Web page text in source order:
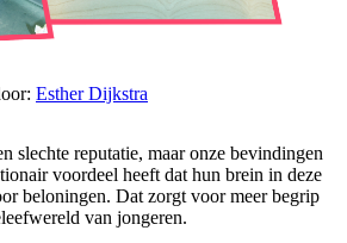
Esther Dijkstra
slechte reputatie, maar onze bevindingen
voordeel heeft dat hun brein in deze
beloningen. Dat zorgt voor meer begrip
van jongeren.